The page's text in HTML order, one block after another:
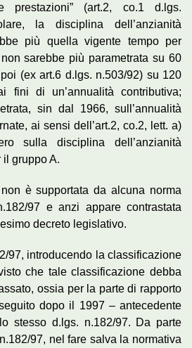
prestazioni” (art.2, co.1 d.lgs.
la disciplina dell’anzianità
più quella vigente tempo per
sarebbe più parametrata su 60
(ex art.6 d.lgs. n.503/92) su 120
fini di un’annualità contributiva;
sin dal 1966, sull’annualità
ai sensi dell’art.2, co.2, lett. a)
sulla disciplina dell’anzianità
il gruppo A.
è supportata da alcuna norma
97 e anzi appare contrastata
decreto legislativo.
97, introducendo la classificazione
che tale classificazione debba
ossia per la parte di rapporto
dopo il 1997 – antecedente
stesso d.lgs. n.182/97. Da parte
97, nel fare salva la normativa